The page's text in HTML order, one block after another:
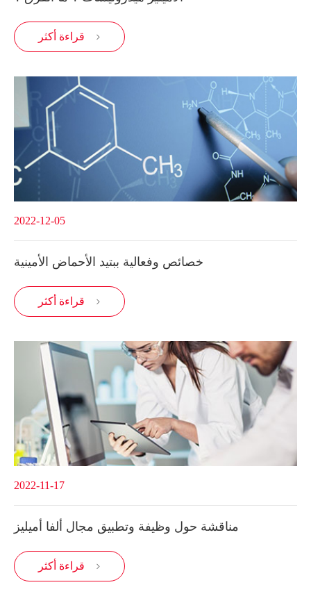
قراءة أكثر 
2022-12-05
خصائص وفعالية ببتيد الأحماض الأمينية
قراءة أكثر 
2022-11-17
مناقشة حول وظيفة وتطبيق مجال ألفا أميليز
قراءة أكثر 